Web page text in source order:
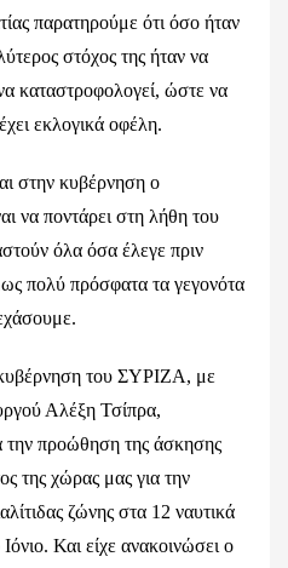
παρατηρούμε ότι όσο ήταν
στόχος της ήταν να
καταστροφολογεί, ώστε να
εκλογικά οφέλη.
στην κυβέρνηση ο
να ποντάρει στη λήθη του
όλα όσα έλεγε πριν
πολύ πρόσφατα τα γεγονότα
του ΣΥΡΙΖΑ, με
Αλέξη Τσίπρα,
την προώθηση της άσκησης
της χώρας μας για την
ζώνης στα 12 ναυτικά
Και είχε ανακοινώσει ο